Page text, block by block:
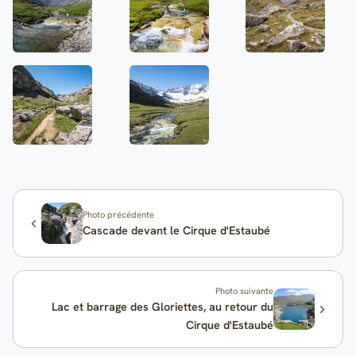
Photo précédente
Cascade devant le Cirque d'Estaubé
Photo suivante
Lac et barrage des Gloriettes, au retour du
Cirque d'Estaubé